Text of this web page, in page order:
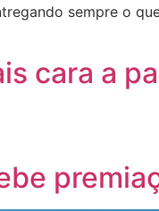
sempre o
cara a